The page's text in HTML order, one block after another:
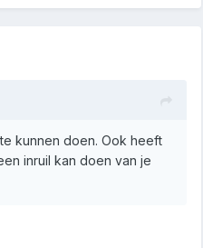
kunnen doen. Ook heeft
inruil kan doen van je